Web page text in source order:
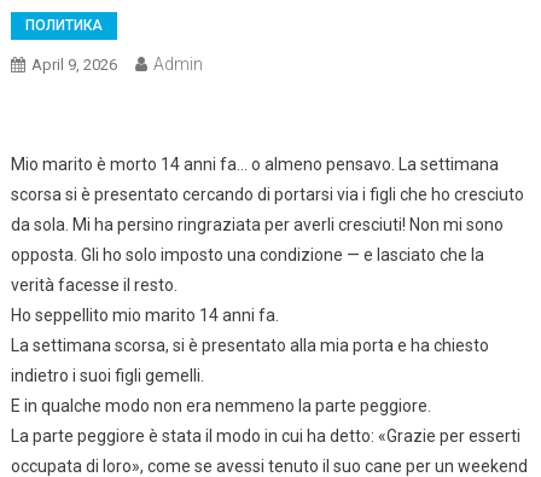
ПОЛИТИКА
April 9, 2026 Admin
Mio marito è morto 14 anni fa… o almeno pensavo. La settimana
scorsa si è presentato cercando di portarsi via i figli che ho cresciuto
da sola. Mi ha persino ringraziata per averli cresciuti! Non mi sono
opposta. Gli ho solo imposto una condizione — e lasciato che la
verità facesse il resto.
Ho seppellito mio marito 14 anni fa.
La settimana scorsa, si è presentato alla mia porta e ha chiesto
indietro i suoi figli gemelli.
E in qualche modo non era nemmeno la parte peggiore.
La parte peggiore è stata il modo in cui ha detto: «Grazie per esserti
occupata di loro», come se avessi tenuto il suo cane per un weekend